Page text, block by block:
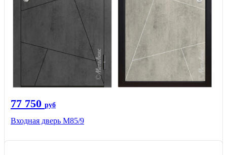
77 750 руб
Входная дверь М85/9